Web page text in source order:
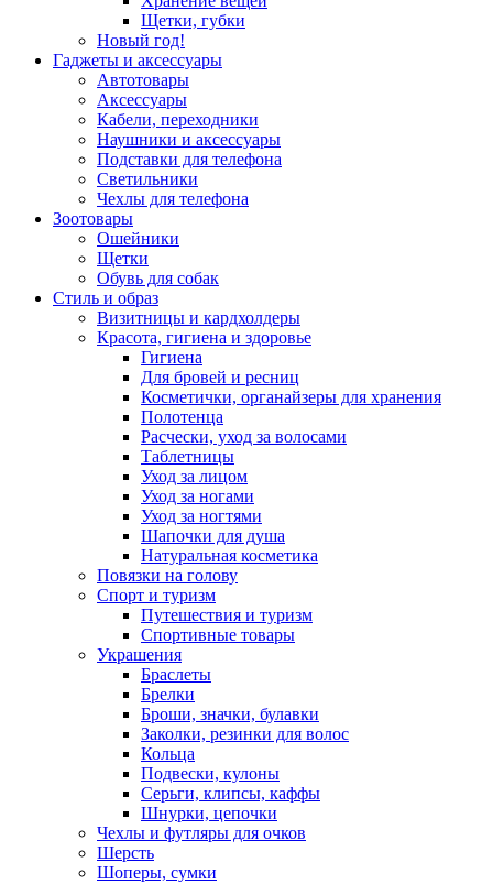
Щетки, губки
Новый год!
Гаджеты и аксессуары
Автотовары
Аксессуары
Кабели, переходники
Наушники и аксессуары
Подставки для телефона
Светильники
Чехлы для телефона
Зоотовары
Ошейники
Щетки
Обувь для собак
Стиль и образ
Визитницы и кардхолдеры
Красота, гигиена и здоровье
Гигиена
Для бровей и ресниц
Косметички, органайзеры для хранения
Полотенца
Расчески, уход за волосами
Таблетницы
Уход за лицом
Уход за ногами
Уход за ногтями
Шапочки для душа
Натуральная косметика
Повязки на голову
Спорт и туризм
Путешествия и туризм
Спортивные товары
Украшения
Браслеты
Брелки
Броши, значки, булавки
Заколки, резинки для волос
Кольца
Подвески, кулоны
Серьги, клипсы, каффы
Шнурки, цепочки
Чехлы и футляры для очков
Шерсть
Шоперы, сумки